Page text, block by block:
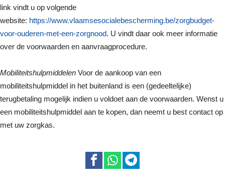
link vindt u op volgende
website: https://www.vlaamsesocialebescherming.be/zorgbudget-
voor-ouderen-met-een-zorgnood. U vindt daar ook meer informatie
over de voorwaarden en aanvraagprocedure.
Mobiliteitshulpmiddelen Voor de aankoop van een
mobiliteitshulpmiddel in het buitenland is een (gedeeltelijke)
terugbetaling mogelijk indien u voldoet aan de voorwaarden. Wenst u
een mobiliteitshulpmiddel aan te kopen, dan neemt u best contact op
met uw zorgkas.